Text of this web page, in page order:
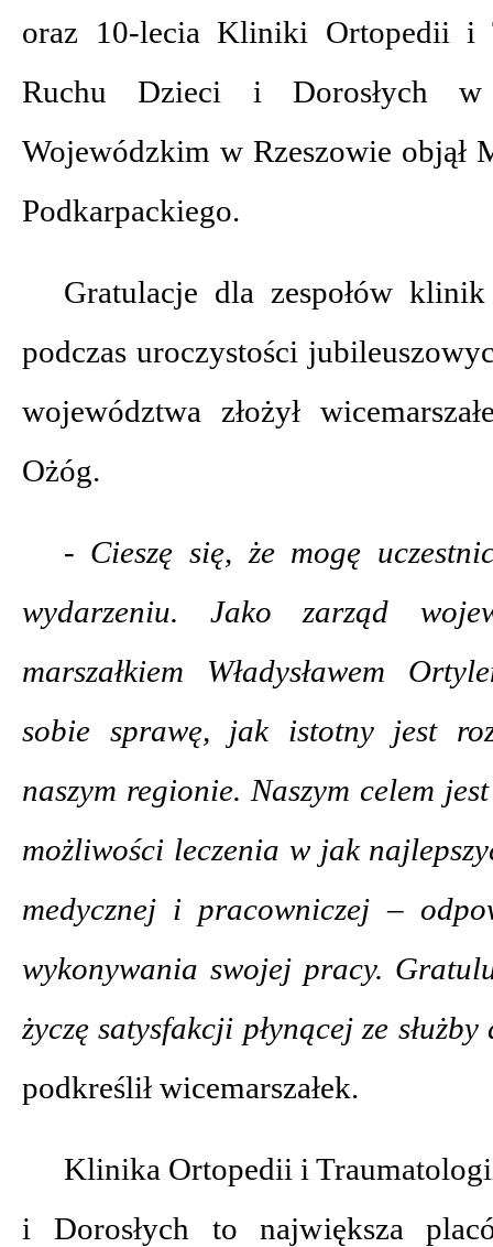
oraz 10-lecia Kliniki Ortopedii i
Ruchu Dzieci i Dorosłych w
Wojewódzkim w Rzeszowie objął
Podkarpackiego.
Gratulacje dla zespołów
podczas uroczystości
województwa złożył
Ożóg.
- Cieszę się, że mogę
wydarzeniu. Jako zarząd
marszałkiem Władysławem
sobie sprawę, jak istotny jest
naszym regionie. Naszym celem
możliwości leczenia w jak
medycznej i pracowniczej –
wykonywania swojej pracy.
życzę satysfakcji płynącej ze
podkreślił wicemarszałek.
Klinika Ortopedii i
i Dorosłych to największa